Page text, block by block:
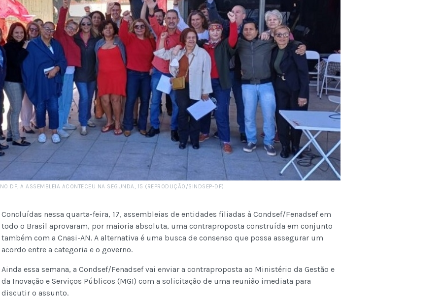
NO DF, A ASSEMBLEIA ACONTECEU NA SEGUNDA, 15 (REPRODUÇÃO/SINDSEP-DF)
Concluídas nessa quarta-feira, 17, assembleias de entidades filiadas à Condsef/Fenadsef em
todo o Brasil aprovaram, por maioria absoluta, uma contraproposta construída em conjunto
também com a Cnasi-AN. A alternativa é uma busca de consenso que possa assegurar um
acordo entre a categoria e o governo.
Ainda essa semana, a Condsef/Fenadsef vai enviar a contraproposta ao Ministério da Gestão e
da Inovação e Serviços Públicos (MGI) com a solicitação de uma reunião imediata para
discutir o assunto.